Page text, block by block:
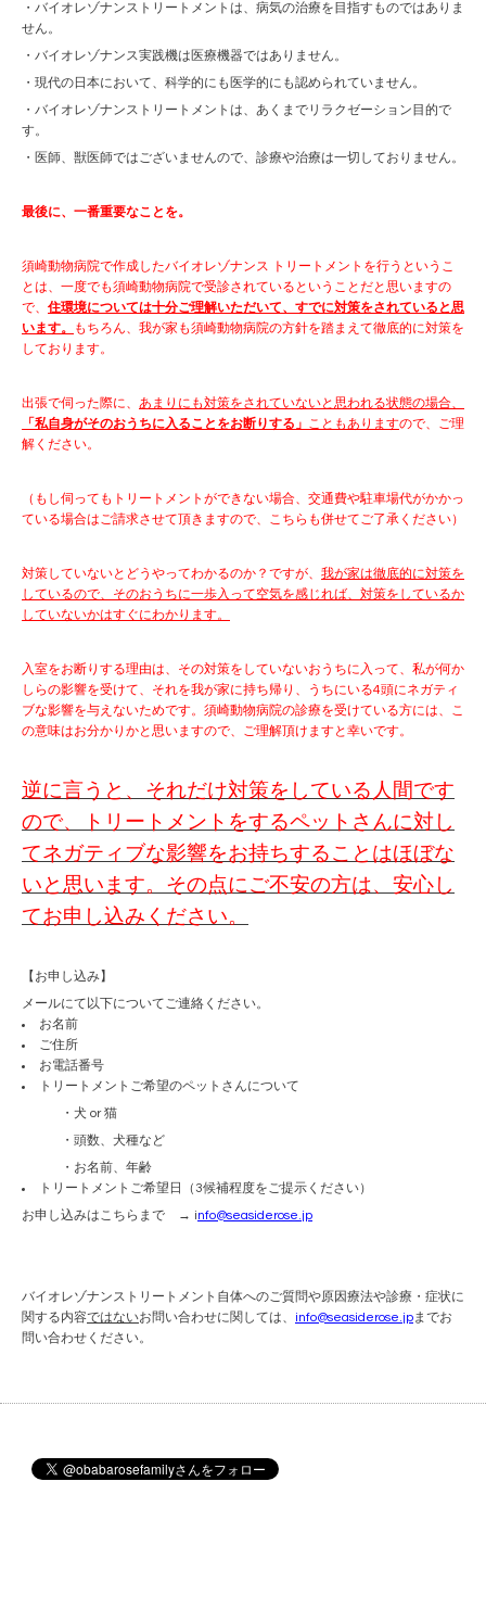
・バイオレゾナンストリートメントは、病気の治療を目指すものではありま
せん。
・バイオレゾナンス実践機は医療機器ではありません。
・現代の日本において、科学的にも医学的にも認められていません。
・バイオレゾナンストリートメントは、あくまでリラクゼーション目的で
す。
・医師、獣医師ではございませんので、診療や治療は一切しておりません。
最後に、一番重要なことを。
須崎動物病院で作成したバイオレゾナンス トリートメントを行うというこ
とは、一度でも須崎動物病院で受診されているということだと思いますの
で、 住環境については十分ご理解いただいて、すでに対策をされていると思
います。
もちろん、我が家も須崎動物病院の方針を踏まえて徹底的に対策を
しております。
出張で伺った際に、 あまりにも対策をされていないと思われる状態の場合、
「私自身がそのおうちに入ることをお断りする」 こともありますので、ご理
解ください。
（もし伺ってもトリートメントができない場合、交通費や駐車場代がかかっ
ている場合はご請求させて頂きますので、こちらも併せてご了承ください）
対策していないとどうやってわかるのか？ですが、 我が家は徹底的に対策を
しているので、そのおうちに一歩入って空気を感じれば、対策をしているか
していないかはすぐにわかります。
入室をお断りする理由は、その対策をしていないおうちに入って、私が何か
しらの影響を受けて、それを我が家に持ち帰り、うちにいる4頭にネガティ
ブな影響を与えないためです。須崎動物病院の診療を受けている方には、こ
の意味はお分かりかと思いますので、ご理解頂けますと幸いです。
逆に言うと、それだけ対策をしている人間です
ので、トリートメントをするペットさんに対し
てネガティブな影響をお持ちすることはほぼな
いと思います。その点にご不安の方は、安心し
てお申し込みください。
【お申し込み】
メールにて以下についてご連絡ください。
お名前
ご住所
お電話番号
トリートメントご希望のペットさんについて
・犬 or 猫
・頭数、犬種など
・お名前、年齢
トリートメントご希望日（3候補程度をご提示ください）
お申し込みはこちらまで → info@seasiderose.jp
バイオレゾナンストリートメント自体へのご質問や原因療法や診療・症状に
関する内容ではないお問い合わせに関しては、 info@seasiderose.jpまでお
問い合わせください。